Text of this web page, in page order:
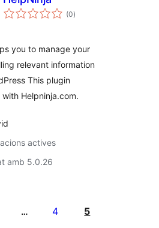
(0puntuacions
totals
)
you to manage your
relevant information
This plugin
Helpninja.com.
actives
amb 5.0.26
… 4 5